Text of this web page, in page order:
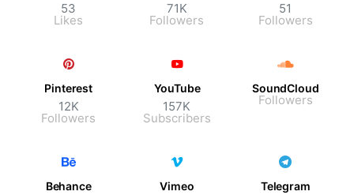
53
Likes
71K
Followers
51
Followers
Pinterest
12K
Followers
YouTube
157K
Subscribers
SoundCloud
Followers
Behance Vimeo Telegram